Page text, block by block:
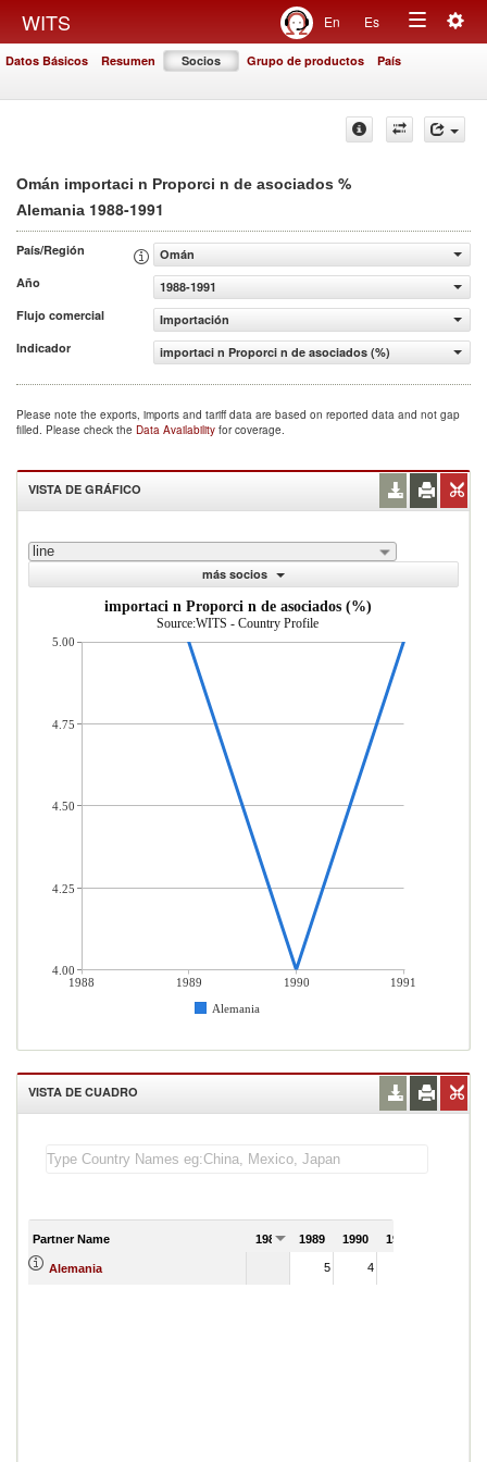
WITS En Es
Toggle
Datos Básicos Resumen Socios Grupo de productos País
Omán importaci n Proporci n de asociados %
Alemania 1988-1991
País/Región
Omán
Año
1988-1991
Flujo comercial
Importación
Indicador
importaci n Proporci n de asociados (%)
Please note the exports, imports and tariff data are based on reported data and not gap
filled. Please check the Data Availability for coverage.
VISTA DE GRÁFICO
line
más socios
importaci n Proporci n de asociados (%)
Source:WITS - Country Profile
1988 1989 1990
1991
Alemania
5.00
4.75
4.50
4.25
4.00
VISTA DE CUADRO
Partner Name 1988 1989 1990 1991
Alemania 5 4